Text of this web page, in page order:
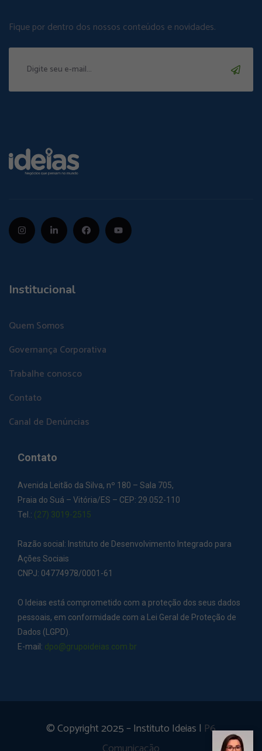
Fique por dentro dos nossos conteúdos e novidades.
Institucional
Quem Somos
Governança Corporativa
Trabalhe conosco
Contato
Canal de Denúncias
Contato
Avenida Leitão da Silva, nº 180 – Sala 705,
Praia do Suá – Vitória/ES – CEP: 29.052-110
Tel.: (27) 3019-2515
Razão social: Instituto de Desenvolvimento Integrado para
Ações Sociais
CNPJ: 04774978/0001-61
O Ideias está comprometido com a proteção dos seus dados
pessoais, em conformidade com a Lei Geral de Proteção de
Dados (LGPD).
E-mail: dpo@grupoideias.com.br
© Copyright 2025 – Instituto Ideias | P6